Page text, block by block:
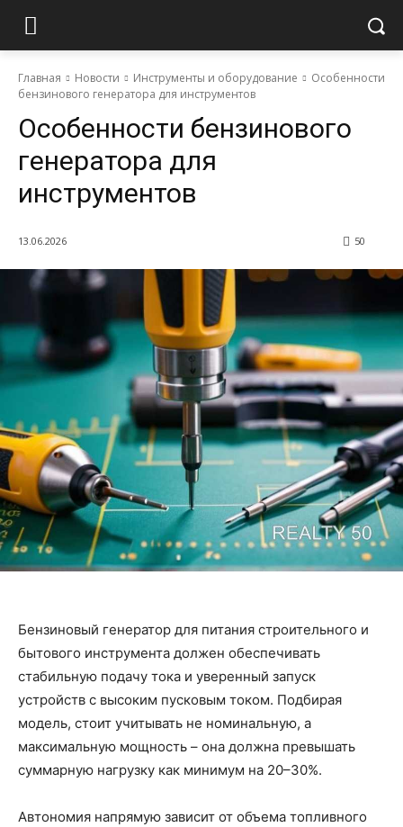
Главная Новости Инструменты и оборудование
Особенности
бензинового генератора для инструментов
Особенности бензинового
генератора для
инструментов
13.06.2026 50
Бензиновый генератор для питания строительного и
бытового инструмента должен обеспечивать
стабильную подачу тока и уверенный запуск
устройств с высоким пусковым током. Подбирая
модель, стоит учитывать не номинальную, а
максимальную мощность – она должна превышать
суммарную нагрузку как минимум на 20–30%.
Автономия напрямую зависит от объема топливного